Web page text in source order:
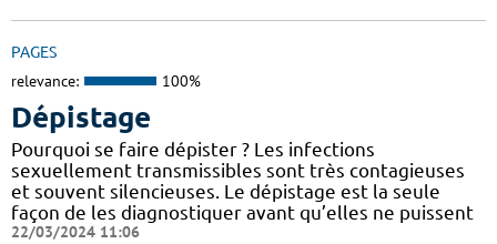
PAGES
relevance: 100%
Dépistage
Pourquoi se faire dépister ? Les infections
sexuellement transmissibles sont très contagieuses
et souvent silencieuses. Le dépistage est la seule
façon de les diagnostiquer avant qu’elles ne puissent
22/03/2024 11:06